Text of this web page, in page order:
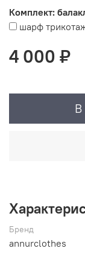
Комплект:
шарф
4 000 ₽
В
Бренд
annurclothes